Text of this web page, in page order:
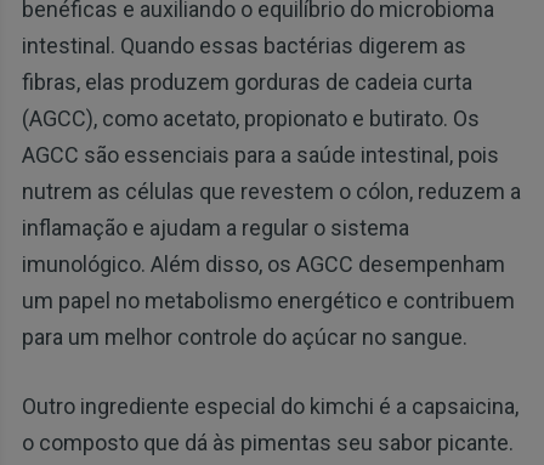
benéficas e auxiliando o equilíbrio do microbioma
intestinal. Quando essas bactérias digerem as
fibras, elas produzem gorduras de cadeia curta
(AGCC), como acetato, propionato e butirato. Os
AGCC são essenciais para a saúde intestinal, pois
nutrem as células que revestem o cólon, reduzem a
inflamação e ajudam a regular o sistema
imunológico. Além disso, os AGCC desempenham
um papel no metabolismo energético e contribuem
para um melhor controle do açúcar no sangue.
Outro ingrediente especial do kimchi é a capsaicina,
o composto que dá às pimentas seu sabor picante.